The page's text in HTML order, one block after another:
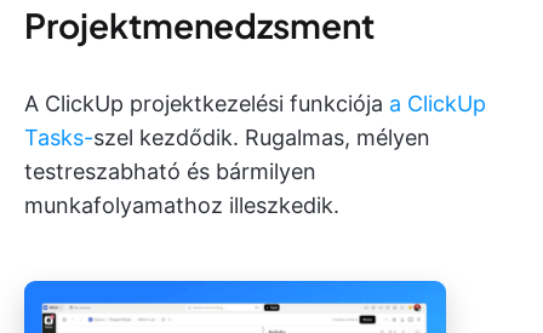
Projektmenedzsment
A ClickUp projektkezelési funkciója a ClickUp
Tasks-szel kezdődik. Rugalmas, mélyen
testreszabható és bármilyen
munkafolyamathoz illeszkedik.